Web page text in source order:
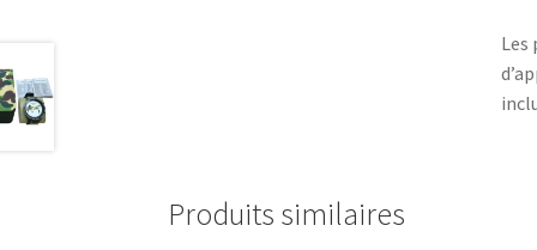
Produits similaires